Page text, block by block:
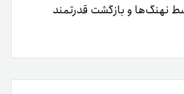
نهنگ‌ها و بازگشت قدرتمند